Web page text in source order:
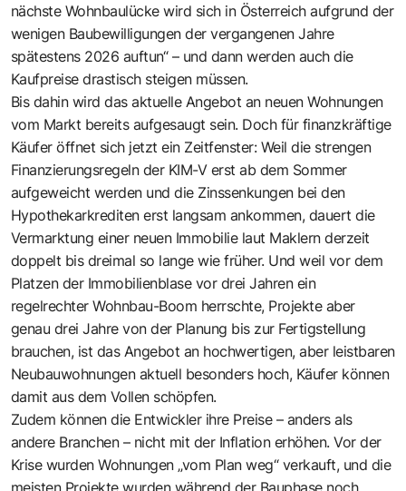
nächste Wohnbaulücke wird sich in Österreich aufgrund der
wenigen Baubewilligungen der vergangenen Jahre
spätestens 2026 auftun“ – und dann werden auch die
Kaufpreise drastisch steigen müssen.
Bis dahin wird das aktuelle Angebot an neuen Wohnungen
vom Markt bereits aufgesaugt sein. Doch für finanzkräftige
Käufer öffnet sich jetzt ein Zeitfenster: Weil die strengen
Finanzierungsregeln der KIM-V erst ab dem Sommer
aufgeweicht werden und die Zinssenkungen bei den
Hypothekarkrediten erst langsam ankommen, dauert die
Vermarktung einer neuen Immobilie laut Maklern derzeit
doppelt bis dreimal so lange wie früher. Und weil vor dem
Platzen der Immobilienblase vor drei Jahren ein
regelrechter Wohnbau-Boom herrschte, Projekte aber
genau drei Jahre von der Planung bis zur Fertigstellung
brauchen, ist das Angebot an hochwertigen, aber leistbaren
Neubauwohnungen aktuell besonders hoch, Käufer können
damit aus dem Vollen schöpfen.
Zudem können die Entwickler ihre Preise – anders als
andere Branchen – nicht mit der Inflation erhöhen. Vor der
Krise wurden Wohnungen „vom Plan weg“ verkauft, und die
meisten Projekte wurden während der Bauphase noch